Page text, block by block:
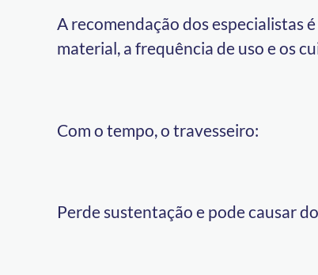
A recomendação dos especialistas
material, a frequência de uso e os
Com o tempo, o travesseiro:
Perde sustentação e pode causar